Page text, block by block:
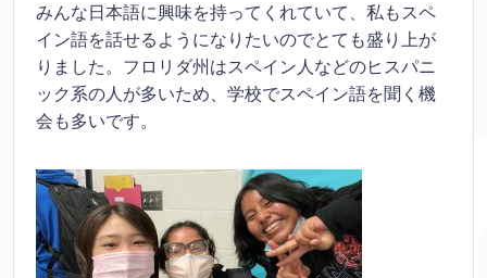
みんな日本語に興味を持ってくれていて、私もスペ
イン語を話せるようになりたいのでとても盛り上が
りました。フロリダ州はスペイン人などのヒスパニ
ック系の人が多いため、学校でスペイン語を聞く機
会も多いです。